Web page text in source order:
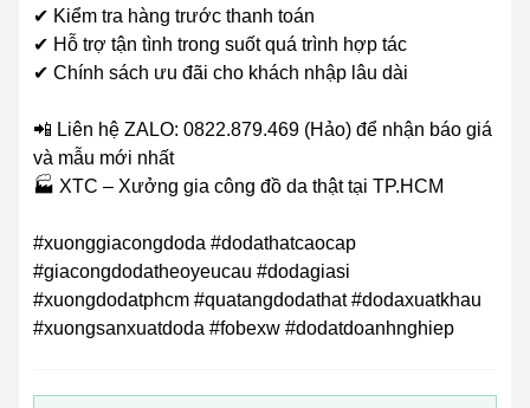
✔ Kiểm tra hàng trước thanh toán
✔ Hỗ trợ tận tình trong suốt quá trình hợp tác
✔ Chính sách ưu đãi cho khách nhập lâu dài
📲 Liên hệ ZALO: 0822.879.469 (Hảo) để nhận báo giá
và mẫu mới nhất
🏭 XTC – Xưởng gia công đồ da thật tại TP.HCM
#xuonggiacongdoda #dodathatcaocap
#giacongdodatheoyeucau #dodagiasi
#xuongdodatphcm #quatangdodathat #dodaxuatkhau
#xuongsanxuatdoda #fobexw #dodatdoanhnghiep